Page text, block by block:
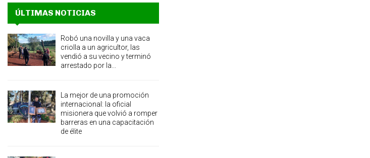
ÚLTIMAS NOTICIAS
Robó una novilla y una vaca
criolla a un agricultor, las
vendió a su vecino y terminó
arrestado por la...
La mejor de una promoción
internacional: la oficial
misionera que volvió a romper
barreras en una capacitación
de élite